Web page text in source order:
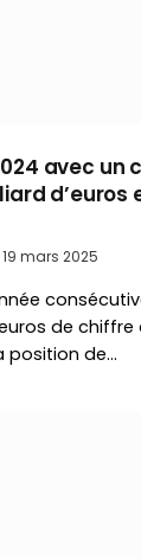
avec un
19 mars 2025
de chiffre
position de…